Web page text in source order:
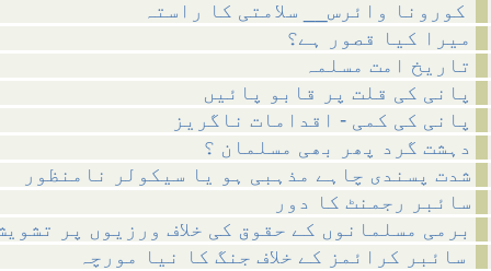
میرا کیا قصور ہے؟
تاریخ امت مسلمہ
پانی کی قلت پر قابو پائیں
پانی کی کمی - اقدامات ناگریز
دہشت گرد پھر بھی مسلمان ؟
شدت پسندی چاہے مذہبی ہو یا سیکولر نامنظور
سائبر رجمنٹ کا دور
برمی مسلمانوں کے حقوق کی خلاف ورزیوں پر